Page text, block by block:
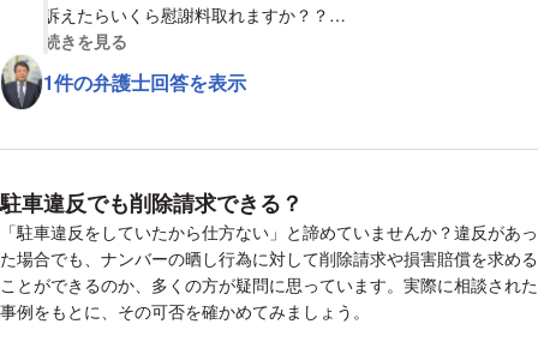
訴えたらいくら慰謝料取れますか？？
視覚的に省略された相談全文の
続きを見る
1件の弁護士回答を表示
駐車違反でも削除請求できる？
「駐車違反をしていたから仕方ない」と諦めていませんか？違反があっ
た場合でも、ナンバーの晒し行為に対して削除請求や損害賠償を求める
ことができるのか、多くの方が疑問に思っています。実際に相談された
事例をもとに、その可否を確かめてみましょう。